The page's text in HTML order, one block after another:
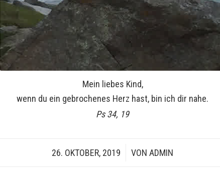
Mein liebes Kind,
wenn du ein gebrochenes Herz hast, bin ich dir nahe.
Ps 34, 19
26. OKTOBER, 2019
/ VON ADMIN